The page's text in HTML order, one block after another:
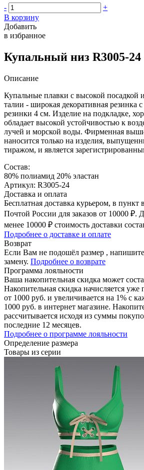
-
+
В корзину
Добавить
в избранное
Купальный низ R3005-24
Описание
Купальные плавки с высокой
талии - широкая декоративная
резинки 4 см. Изделие на подкладке,
обладает высокой устойчивостью к
лучей и морской воды. Фирменная
наносится только на изделия,
тиражом, и является
Состав:
80% полиамид 20% эластан
Артикул: R3005-24
Доставка и оплата
Бесплатная доставка курьером, в
Почтой России для заказов от 10000 ₽.
менее 10000 ₽ стоимость доставки
Подробнее о доставке и оплате
Возврат
Если Вам не подошёл размер ,
замену. Подробнее о возврате
Программа лояльности
Ваша накопительная скидка может
Накопительная скидка начисляется
от 1000 руб. и увеличивается на 1% с
1000 руб. в интернет магазине.
рассчитывается исходя из суммы
последние 12 месяцев.
Подробнее о программе лояльности
Определение размера
Товары из серии